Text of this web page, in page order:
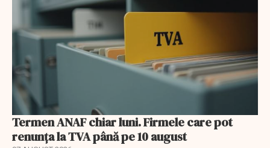
Termen ANAF chiar luni. Firmele care pot
renunța la TVA până pe 10 august